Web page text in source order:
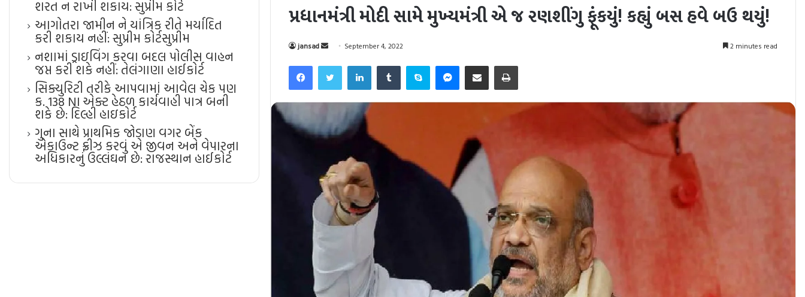
પ્રધાનમંત્રી મોદી સામે મુખ્યમંત્રી એ જ રણશીંગુ ફૂંકયું! કહ્યું બસ હવે બઉ થયું!
jansad
Send
email
September 4, 2022 2 minutes read
Facebook
TwitterLinkedInTumblrSkypeMessenger
Share via EmailPrint
શરત ન રાખી શકાય: સુપ્રીમ કોર્ટ
આગોતરા જામીન ને યાંત્રિક રીતે મર્યાદિત
કરી શકાય નહીં: સુપ્રીમ કોર્ટ​સુપ્રીમ
નશામાં ડ્રાઇવિંગ કરવા બદલ પોલીસ વાહન
જપ્ત કરી શકે નહીં: તેલંગાણા હાઈકોર્ટ
સિક્યુરિટી તરીકે આપવામાં આવેલ ચેક પણ
ક. 138 NI એક્ટ હેઠળ કાર્યવાહી પાત્ર બની
શકે છે: દિલ્હી હાઇકોર્ટ
ગુના સાથે પ્રાથમિક જોડાણ વગર બેંક
એકાઉન્ટ ફ્રીઝ કરવું એ જીવન અને વેપારના
અધિકારનું ઉલ્લંઘન છે: રાજસ્થાન હાઈકોર્ટ